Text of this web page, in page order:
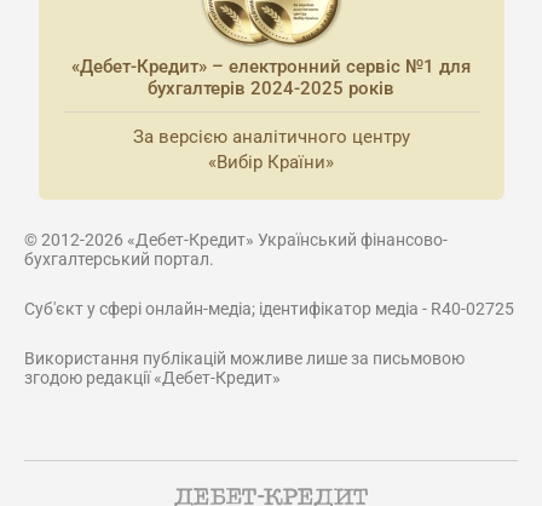
«Дебет-Кредит» – електронний сервіс №1 для
бухгалтерів 2024-2025 років
За версією аналітичного центру
«Вибір Країни»
© 2012-2026 «Дебет-Кредит» Український фінансово-
бухгалтерський портал.
Суб'єкт у сфері онлайн-медіа; ідентифікатор медіа - R40-02725
Використання публікацій можливе лише за письмовою
згодою редакції «Дебет-Кредит»